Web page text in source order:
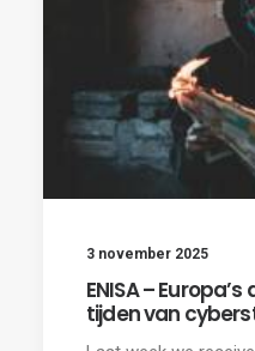
3 november 2025
ENISA –
tijden van